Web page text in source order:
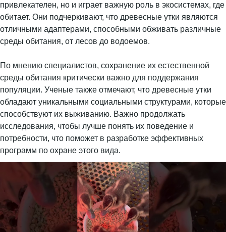
привлекателен, но и играет важную роль в экосистемах, где
обитает. Они подчеркивают, что древесные утки являются
отличными адаптерами, способными обживать различные
среды обитания, от лесов до водоемов.
По мнению специалистов, сохранение их естественной
среды обитания критически важно для поддержания
популяции. Ученые также отмечают, что древесные утки
обладают уникальными социальными структурами, которые
способствуют их выживанию. Важно продолжать
исследования, чтобы лучше понять их поведение и
потребности, что поможет в разработке эффективных
программ по охране этого вида.